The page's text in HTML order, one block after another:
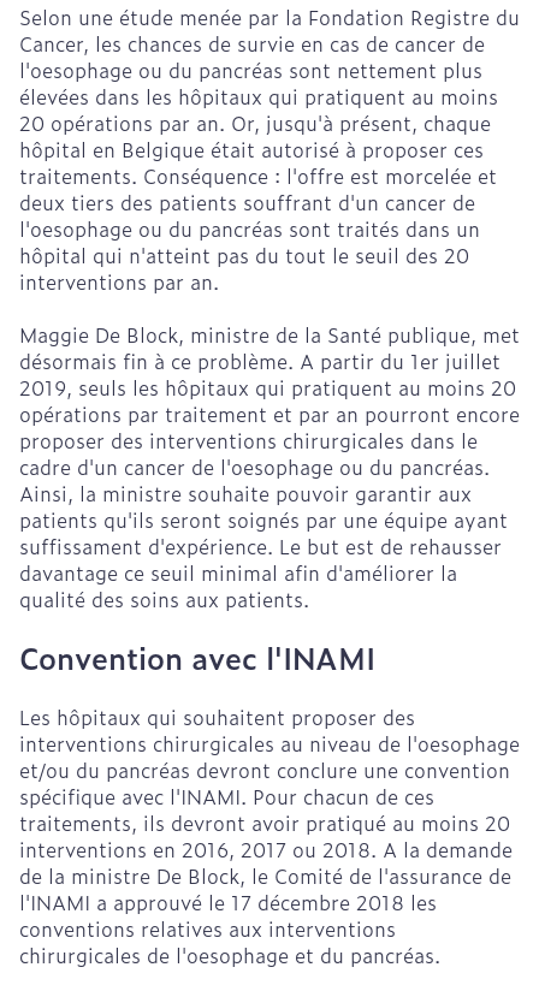
Selon une étude menée par la Fondation Registre du
Cancer, les chances de survie en cas de cancer de
l'oesophage ou du pancréas sont nettement plus
élevées dans les hôpitaux qui pratiquent au moins
20 opérations par an. Or, jusqu'à présent, chaque
hôpital en Belgique était autorisé à proposer ces
traitements. Conséquence : l'offre est morcelée et
deux tiers des patients souffrant d'un cancer de
l'oesophage ou du pancréas sont traités dans un
hôpital qui n'atteint pas du tout le seuil des 20
interventions par an.
Maggie De Block, ministre de la Santé publique, met
désormais fin à ce problème. A partir du 1er juillet
2019, seuls les hôpitaux qui pratiquent au moins 20
opérations par traitement et par an pourront encore
proposer des interventions chirurgicales dans le
cadre d'un cancer de l'oesophage ou du pancréas.
Ainsi, la ministre souhaite pouvoir garantir aux
patients qu'ils seront soignés par une équipe ayant
suffissament d'expérience. Le but est de rehausser
davantage ce seuil minimal afin d'améliorer la
qualité des soins aux patients.
Convention avec l'INAMI
Les hôpitaux qui souhaitent proposer des
interventions chirurgicales au niveau de l'oesophage
et/ou du pancréas devront conclure une convention
spécifique avec l'INAMI. Pour chacun de ces
traitements, ils devront avoir pratiqué au moins 20
interventions en 2016, 2017 ou 2018. A la demande
de la ministre De Block, le Comité de l'assurance de
l'INAMI a approuvé le 17 décembre 2018 les
conventions relatives aux interventions
chirurgicales de l'oesophage et du pancréas.